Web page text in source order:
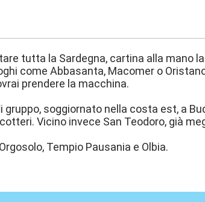
tutta la Sardegna, cartina alla mano
come Abbasanta, Macomer o
prendere la macchina.
soggiornato nella costa est, a
Vicino invece San Teodoro, già
Tempio Pausania e Olbia.